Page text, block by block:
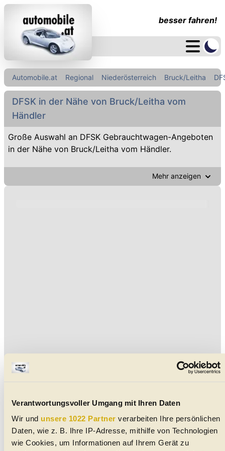
Verantwortungsvoller Umgang mit Ihren Daten
Wir und unsere 1022 Partner verarbeiten Ihre persönlichen
Daten, wie z. B. Ihre IP-Adresse, mithilfe von Technologien
wie Cookies, um Informationen auf Ihrem Gerät zu
besser fahren!
Automobile.at Regional Niederösterreich Bruck/Leitha
DFSK in der Nähe von Bruck/Leitha vom
Händler
Große Auswahl an DFSK Gebrauchtwagen-Angeboten
in der Nähe von Bruck/Leitha vom Händler.
Mehr anzeigen
Aktuelle DFSK Gebrauchtwagen in der Nähe von
Bruck/Leitha